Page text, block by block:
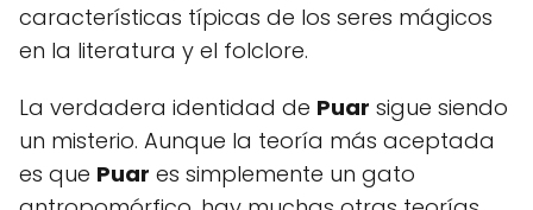
características típicas de los seres mágicos
en la literatura y el folclore.
La verdadera identidad de Puar sigue siendo
un misterio. Aunque la teoría más aceptada
es que Puar es simplemente un gato